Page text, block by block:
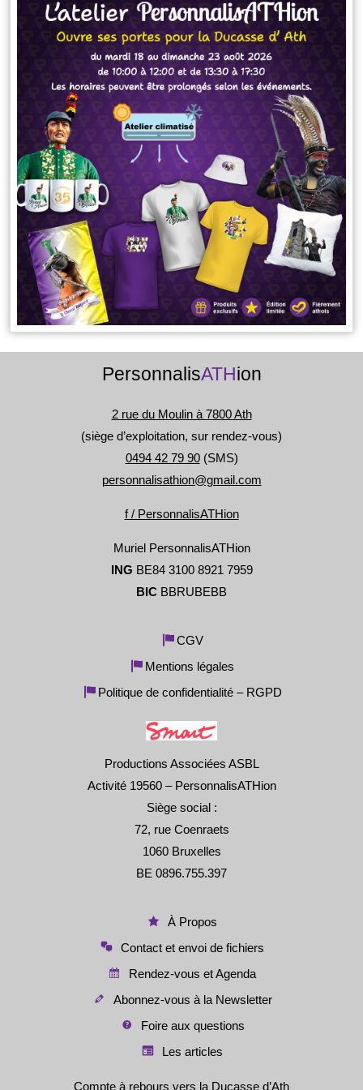
PersonnalisATHion
2 rue du Moulin à 7800 Ath
(siège d’exploitation, sur rendez-vous)
0494 42 79 90(SMS)
personnalisathion@gmail.com
f / PersonnalisATHion
Muriel PersonnalisATHion
ING BE84 3100 8921 7959
BIC BBRUBEBB
CGV
Mentions légales
Politique de confidentialité – RGPD
Productions Associées ASBL
Activité 19560 – PersonnalisATHion
Siège social :
72, rue Coenraets
1060 Bruxelles
BE 0896.755.397
À Propos
Contact et envoi de fichiers
Rendez-vous et Agenda
Abonnez-vous à la Newsletter
Foire aux questions
Les articles
Compte à rebours vers la Ducasse d’Ath